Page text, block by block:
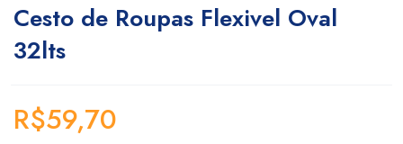
Cesto de Roupas Flexivel Oval
32lts
R$59,70